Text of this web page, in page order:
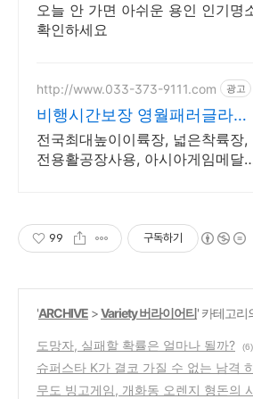
오늘 안 가면 아쉬운 용인 인기명
확인하세요
http://www.033-373-9111.com 광고
비행시간보장 영월패러글라이
딩
전국최대높이이륙장, 넓은착륙장,
전용활공장사용, 아시아게임메달
99 구독하기
'ARCHIVE >Variety 버라이어티' 카테고리
도망자, 실패할 확률은 얼마나 될까? (6)
슈퍼스타 K가 결코 가질 수 없는 남격
의 감동
(2)
무도 빙고게임, 개화동 오렌지 형돈의